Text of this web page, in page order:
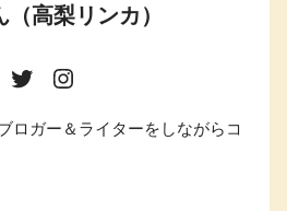
（高梨リンカ）
ロガー＆ライターをしながらコ